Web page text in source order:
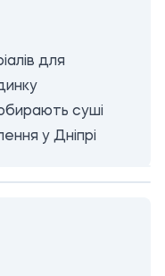
для
суші
у Дніпрі